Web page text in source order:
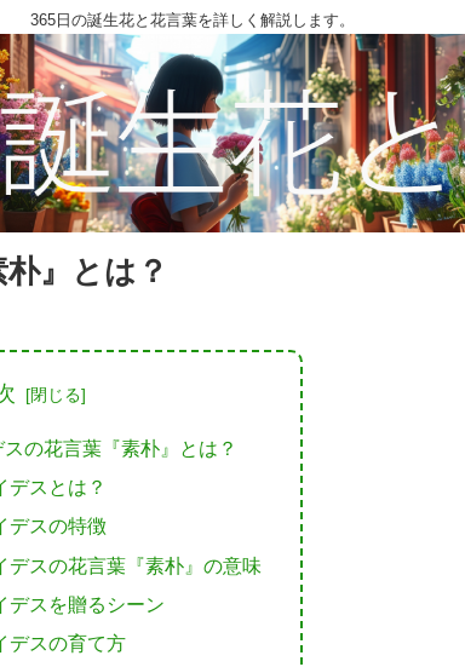
365日の誕生花と花言葉を詳しく解説します。
』とは？
の花言葉『素朴』とは？
デスとは？
デスの特徴
デスの花言葉『素朴』の意味
デスを贈るシーン
デスの育て方